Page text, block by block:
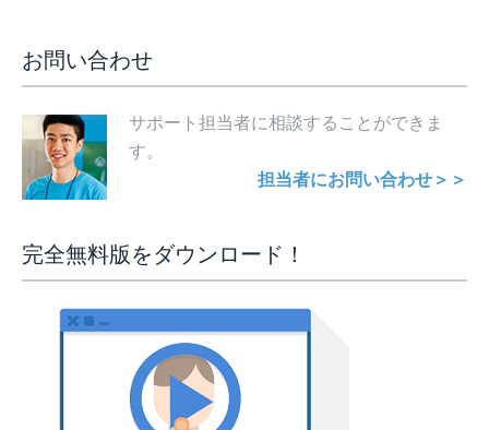
お問い合わせ
サポート担当者に相談することができま
す。
担当者にお問い合わせ＞＞
完全無料版をダウンロード！